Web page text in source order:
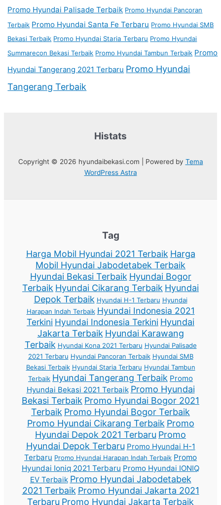
Promo Hyundai Palisade Terbaik Promo Hyundai Pancoran
Terbaik Promo Hyundai Santa Fe Terbaru Promo Hyundai SMB
Bekasi Terbaik Promo Hyundai Staria Terbaru Promo Hyundai
Summarecon Bekasi Terbaik Promo Hyundai Tambun Terbaik Promo
Hyundai Tangerang 2021 Terbaru Promo Hyundai
Tangerang Terbaik
Histats
Copyright © 2026 hyundaibekasi.com | Powered by Tema
WordPress Astra
Tag
Harga Mobil Hyundai 2021 Terbaik Harga
Mobil Hyundai Jabodetabek Terbaik
Hyundai Bekasi Terbaik Hyundai Bogor
Terbaik Hyundai Cikarang Terbaik Hyundai
Depok Terbaik Hyundai H-1 Terbaru Hyundai
Harapan Indah Terbaik Hyundai Indonesia 2021
Terkini Hyundai Indonesia Terkini Hyundai
Jakarta Terbaik Hyundai Karawang
Terbaik Hyundai Kona 2021 Terbaru Hyundai Palisade
2021 Terbaru Hyundai Pancoran Terbaik Hyundai SMB
Bekasi Terbaik Hyundai Staria Terbaru Hyundai Tambun
Terbaik Hyundai Tangerang Terbaik Promo
Hyundai Bekasi 2021 Terbaik Promo Hyundai
Bekasi Terbaik Promo Hyundai Bogor 2021
Terbaik Promo Hyundai Bogor Terbaik
Promo Hyundai Cikarang Terbaik Promo
Hyundai Depok 2021 Terbaru Promo
Hyundai Depok Terbaru Promo Hyundai H-1
Terbaru Promo Hyundai Harapan Indah Terbaik Promo
Hyundai Ioniq 2021 Terbaru Promo Hyundai IONIQ
EV Terbaik Promo Hyundai Jabodetabek
2021 Terbaik Promo Hyundai Jakarta 2021
Terbaru Promo Hyundai Jakarta Terbaik